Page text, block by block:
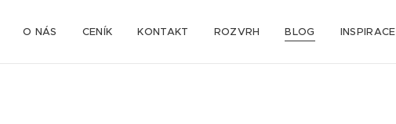
O NÁS CENÍK KONTAKT ROZVRH BLOG INSPIRACE